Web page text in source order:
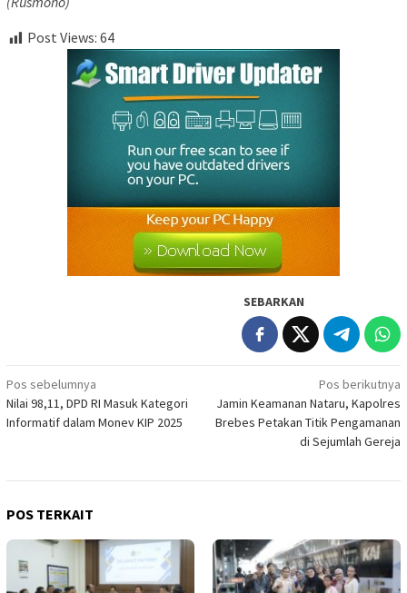
Post Views: 64
SEBARKAN
Navigasi
pos
Pos sebelumnya
Nilai 98,11, DPD RI Masuk Kategori
Informatif dalam Monev KIP 2025
Pos berikutnya
Jamin Keamanan Nataru, Kapolres
Brebes Petakan Titik Pengamanan
di Sejumlah Gereja
POS TERKAIT